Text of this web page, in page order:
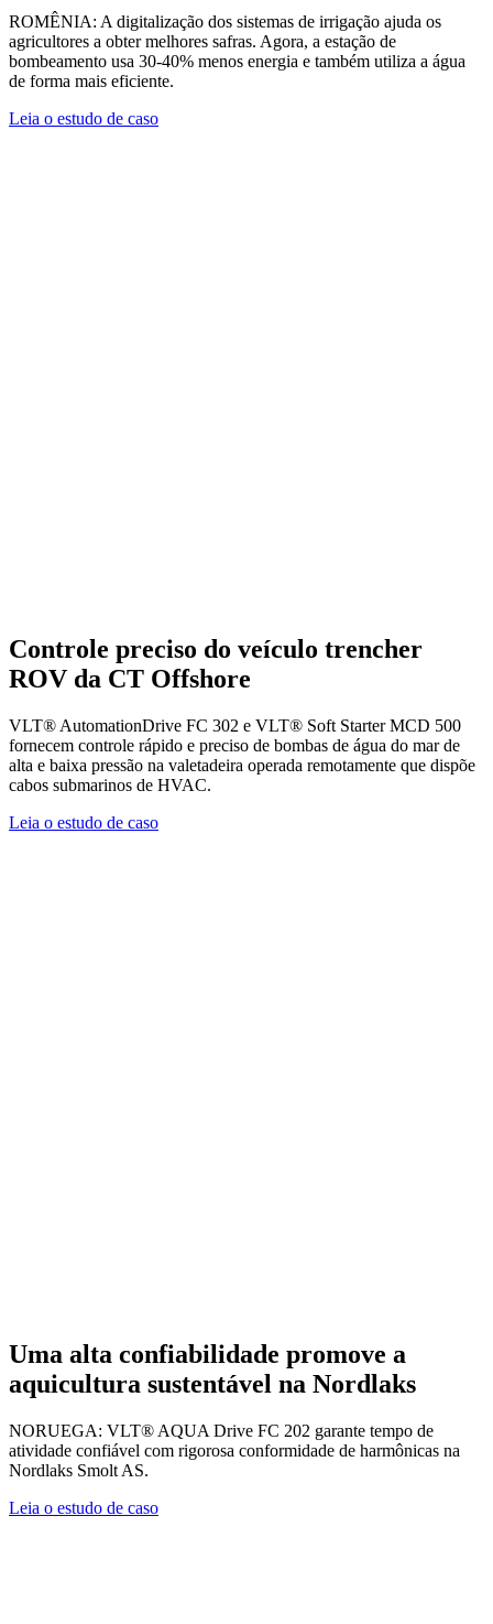
ROMÊNIA: A digitalização dos sistemas de irrigação ajuda os
agricultores a obter melhores safras. Agora, a estação de
bombeamento usa 30-40% menos energia e também utiliza a água
de forma mais eficiente.
Leia o estudo de caso
Controle preciso do veículo trencher
ROV da CT Offshore
VLT® AutomationDrive FC 302 e VLT® Soft Starter MCD 500
fornecem controle rápido e preciso de bombas de água do mar de
alta e baixa pressão na valetadeira operada remotamente que dispõe
cabos submarinos de HVAC.
Leia o estudo de caso
Uma alta confiabilidade promove a
aquicultura sustentável na Nordlaks
NORUEGA: VLT® AQUA Drive FC 202 garante tempo de
atividade confiável com rigorosa conformidade de harmônicas na
Nordlaks Smolt AS.
Leia o estudo de caso